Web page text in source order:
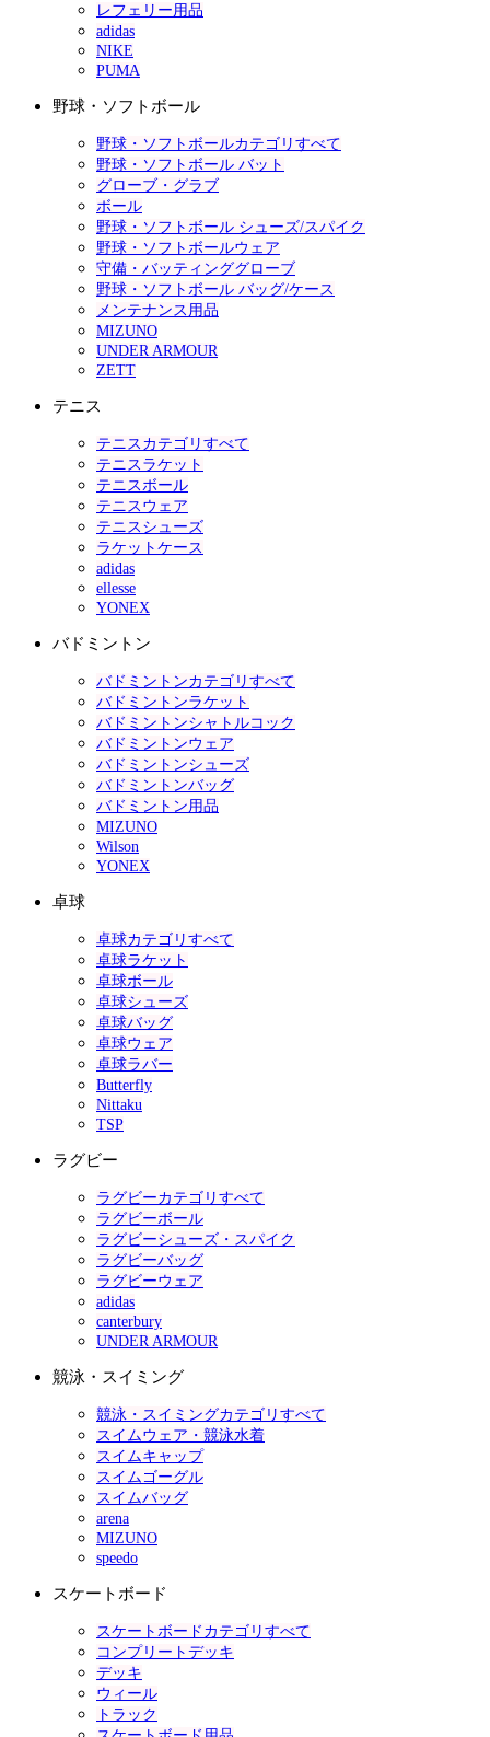
レフェリー用品
adidas
NIKE
PUMA
野球・ソフトボール
野球・ソフトボールカテゴリすべて
野球・ソフトボール バット
グローブ・グラブ
ボール
野球・ソフトボール シューズ/スパイク
野球・ソフトボールウェア
守備・バッティンググローブ
野球・ソフトボール バッグ/ケース
メンテナンス用品
MIZUNO
UNDER ARMOUR
ZETT
テニス
テニスカテゴリすべて
テニスラケット
テニスボール
テニスウェア
テニスシューズ
ラケットケース
adidas
ellesse
YONEX
バドミントン
バドミントンカテゴリすべて
バドミントンラケット
バドミントンシャトルコック
バドミントンウェア
バドミントンシューズ
バドミントンバッグ
バドミントン用品
MIZUNO
Wilson
YONEX
卓球
卓球カテゴリすべて
卓球ラケット
卓球ボール
卓球シューズ
卓球バッグ
卓球ウェア
卓球ラバー
Butterfly
Nittaku
TSP
ラグビー
ラグビーカテゴリすべて
ラグビーボール
ラグビーシューズ・スパイク
ラグビーバッグ
ラグビーウェア
adidas
canterbury
UNDER ARMOUR
競泳・スイミング
競泳・スイミングカテゴリすべて
スイムウェア・競泳水着
スイムキャップ
スイムゴーグル
スイムバッグ
arena
MIZUNO
speedo
スケートボード
スケートボードカテゴリすべて
コンプリートデッキ
デッキ
ウィール
トラック